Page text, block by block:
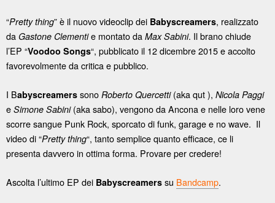
“Pretty thing” è il nuovo videoclip dei Babyscreamers, realizzato
da Gastone Clementie montato da Max Sabini. Il brano chiude
l’EP “Voodoo Songs“, pubblicato il 12 dicembre 2015 e accolto
favorevolmente da critica e pubblico.
I Babyscreamers sono Roberto Quercetti(aka qut ), Nicola Paggi
e Simone Sabini(aka sabo), vengono da Ancona e nelle loro vene
scorre sangue Punk Rock, sporcato di funk, garage e no wave. Il
video di “Pretty thing“, tanto semplice quanto efficace, ce li
presenta davvero in ottima forma. Provare per credere!
Ascolta l’ultimo EP dei Babyscreamers su Bandcamp.